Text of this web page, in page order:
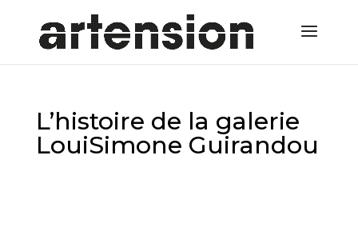
L’histoire de la galerie
LouiSimone Guirandou